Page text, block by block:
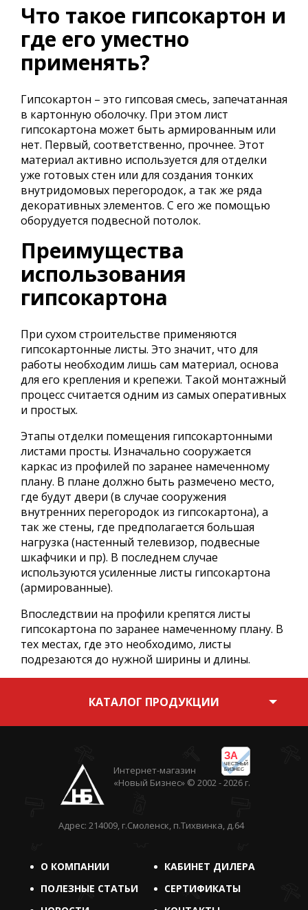
Что такое гипсокартон и
где его уместно
применять?
Гипсокартон – это гипсовая смесь, запечатанная
в картонную оболочку. При этом лист
гипсокартона может быть армированным или
нет. Первый, соответственно, прочнее. Этот
материал активно используется для отделки
уже готовых стен или для создания тонких
внутридомовых перегородок, а так же ряда
декоративных элементов. С его же помощью
оборудуется подвесной потолок.
Преимущества
использования
гипсокартона
При сухом строительстве применяются
гипсокартонные листы. Это значит, что для
работы необходим лишь сам материал, основа
для его крепления и крепежи. Такой монтажный
процесс считается одним из самых оперативных
и простых.
Этапы отделки помещения гипсокартонными
листами просты. Изначально сооружается
каркас из профилей по заранее намеченному
плану. В плане должно быть размечено место,
где будут двери (в случае сооружения
внутренних перегородок из гипсокартона), а
так же стены, где предполагается большая
нагрузка (настенный телевизор, подвесные
шкафчики и пр). В последнем случае
используются усиленные листы гипсокартона
(армированные).
Впоследствии на профили крепятся листы
гипсокартона по заранее намеченному плану. В
тех местах, где это необходимо, листы
подрезаются до нужной ширины и длины.
КАТАЛОГ ПРОДУКЦИИ
ЗА
ЧЕСТНЫЙ
БИЗНЕС
Интернет-магазин
«Новый Бизнес» © 2002 - 2026 г.
Адрес: 214009, г.Смоленск, п.Тихвинка, д.64
О КОМПАНИИ
КАБИНЕТ ДИЛЕРА
ПОЛЕЗНЫЕ СТАТЬИ
СЕРТИФИКАТЫ